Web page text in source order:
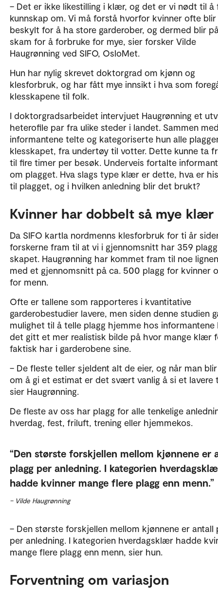
Studien peker på at kjønnsroller og samfunnets
påvirker klesforbruket, og at kvinner ofte har
klær i familien.
Forskeren mener at store garderober ikke nødvendigvis
miljøproblem i seg selv. Det er viktigere å ta vare på
bruke dem lenge.
Oppsummeringen er laget av KI og kvalitetssikret av
– Det er ikke likestilling i klær, og det er vi nødt til å
kunnskap om. Vi må forstå hvorfor kvinner ofte blir
beskylt for å ha store garderober, og dermed blir
skam for å forbruke for mye, sier forsker Vilde
Haugrønning ved SIFO, OsloMet.
Hun har nylig skrevet doktorgrad om kjønn og
klesforbruk, og har fått mye innsikt i hva som
klesskapene til folk.
I doktorgradsarbeidet intervjuet Haugrønning et
heterofile par fra ulike steder i landet. Sammen
informantene telte og kategoriserte hun alle
klesskapet, fra undertøy til votter. Dette kunne ta
til fire timer per besøk. Underveis fortalte
om plagget. Hva slags type klær er dette, hva er
til plagget, og i hvilken anledning blir det brukt?
Kvinner har dobbelt så mye klær
Da SIFO kartla nordmenns klesforbruk for ti år
forskerne fram til at vi i gjennomsnitt har 359
skapet. Haugrønning har kommet fram til noe
med et gjennomsnitt på ca. 500 plagg for kvinner
for menn.
Ofte er tallene som rapporteres i kvantitative
garderobestudier lavere, men siden denne studien
mulighet til å telle plagg hjemme hos informantene
det gitt et mer realistisk bilde på hvor mange klær
faktisk har i garderobene sine.
– De fleste teller sjeldent alt de eier, og når man
om å gi et estimat er det svært vanlig å si et lavere
sier Haugrønning.
De fleste av oss har plagg for alle tenkelige
hverdag, fest, friluft, trening eller hjemmekos.
Den største forskjellen mellom kjønnene er
plagg per anledning. I kategorien
hadde kvinner mange flere plagg enn menn.
– Vilde Haugrønning
– Den største forskjellen mellom kjønnene er antall
per anledning. I kategorien hverdagsklær hadde
mange flere plagg enn menn, sier hun.
Forventning om variasjon